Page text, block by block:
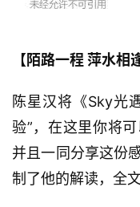
单
游
戏
休
闲
【陌路一程 萍水相
陈星汉将《Sky光
验”，在这里你将
并且一同分享这份
制了他的解读，全